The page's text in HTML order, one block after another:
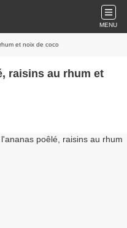
MENU
et noix de coco
raisins au rhum et